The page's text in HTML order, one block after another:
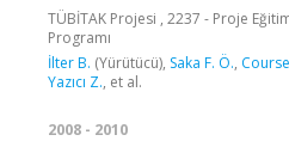
TÜBİTAK Projesi , 2237 - Proje
Programı
İlter B. (Yürütücü), Saka F. Ö.,
Yazıcı Z., et al.
2008 - 2010